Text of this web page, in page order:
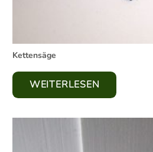
Kettensäge
WEITERLESEN